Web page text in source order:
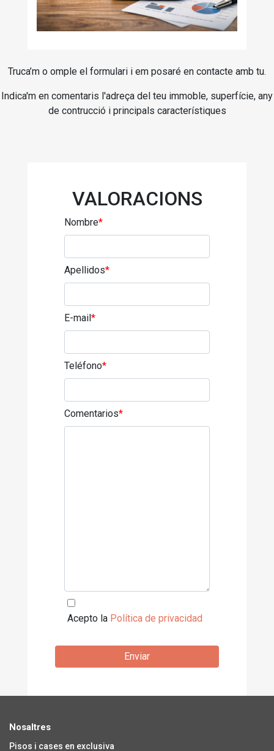
Truca’m o omple el formulari i em posaré en contacte amb tu.
Indica'm en comentaris l'adreça del teu immoble, superfície, any
de contrucció i principals característiques
VALORACIONS
Nombre*
Apellidos*
E-mail*
Teléfono*
Comentarios*
Acepto la Política de privacidad
Enviar
Nosaltres
Pisos i cases en exclusiva